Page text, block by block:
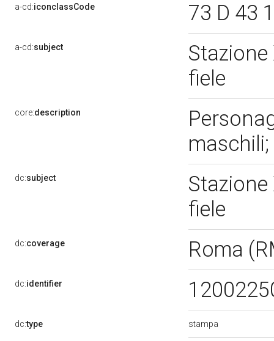
a-cd:iconclassCode 73 D 43
a-cd:subject
fiele
core:description
dc:subject
fiele
dc:coverage Roma
dc:identifier
dc:type stampa